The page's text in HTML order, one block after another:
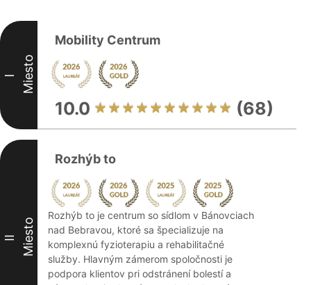
I Miesto
Mobility Centrum
10.0 (68)
II Miesto
Rozhýb to
Rozhýb to je centrum so sídlom v Bánovciach
nad Bebravou, ktoré sa špecializuje na
komplexnú fyzioterapiu a rehabilitačné
služby. Hlavným zámerom spoločnosti je
podpora klientov pri odstránení bolestí a